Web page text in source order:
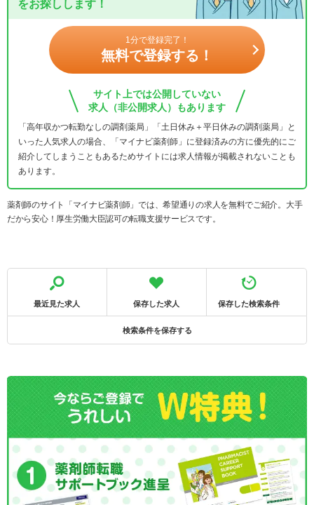
をお探しします！
1分で登録完了！
無料で登録する！
サイト上では公開していない
求人（非公開求人）もあります
「高年収かつ転勤なしの調剤薬局」「土日休み＋平日休みの調剤薬局」と
いった人気求人の場合、「マイナビ薬剤師」に登録済みの方に優先的にご
紹介してしまうこともあるためサイトには求人情報が掲載されないことも
あります。
薬剤師のサイト「マイナビ薬剤師」では、希望通りの求人を無料でご紹介。大手
だから安心！厚生労働大臣認可の転職支援サービスです。
最近見た求人 保存した求人 保存した検索条件
検索条件を保存する